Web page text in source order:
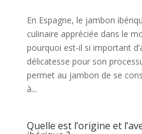
En Espagne, le jambon
culinaire appréciée dans le
pourquoi est-il si important
délicatesse pour son
permet au jambon de se
à...
Quelle est l’origine et